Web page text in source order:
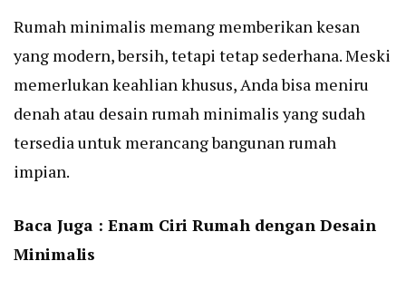
Rumah minimalis memang memberikan kesan
yang modern, bersih, tetapi tetap sederhana. Meski
memerlukan keahlian khusus, Anda bisa meniru
denah atau desain rumah minimalis yang sudah
tersedia untuk merancang bangunan rumah
impian.
Baca Juga : Enam Ciri Rumah dengan Desain
Minimalis